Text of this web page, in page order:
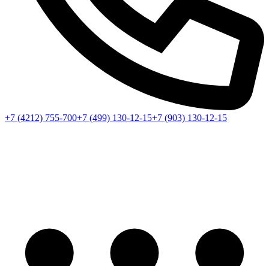
+7 (4212) 755-700+7 (499) 130-12-15+7 (903) 130-12-15